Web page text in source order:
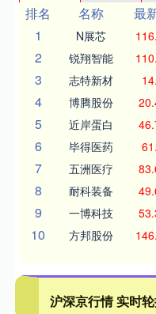
排名
名称 最
1
N展芯
2 锐翔智能
3 志特新材
4 博腾股份
5 近岸蛋白
6 毕得医药
7 五洲医疗
8 耐科装备
9 一博科技
10 方邦股份
沪深京行情 实时